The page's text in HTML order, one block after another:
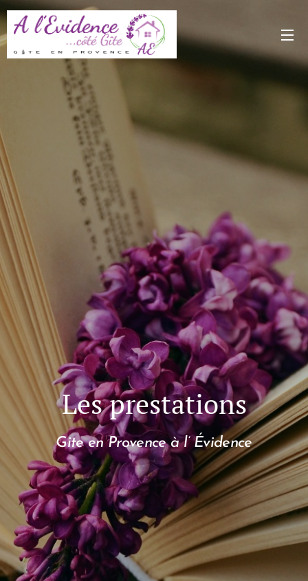
Les prestations
Gite en Provence à l’ Évidence